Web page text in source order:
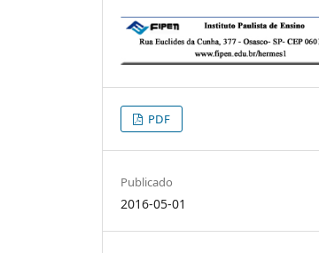
PDF
Publicado
2016-05-01